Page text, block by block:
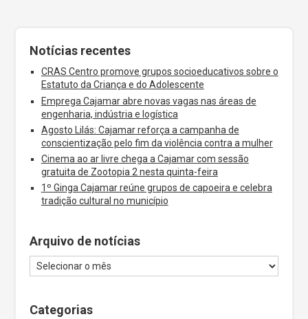
Notícias recentes
CRAS Centro promove grupos socioeducativos sobre o
Estatuto da Criança e do Adolescente
Emprega Cajamar abre novas vagas nas áreas de
engenharia, indústria e logística
Agosto Lilás: Cajamar reforça a campanha de
conscientização pelo fim da violência contra a mulher
Cinema ao ar livre chega a Cajamar com sessão
gratuita de Zootopia 2 nesta quinta-feira
1º Ginga Cajamar reúne grupos de capoeira e celebra
tradição cultural no município
Arquivo de notícias
Categorias